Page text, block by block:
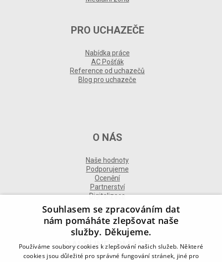
PRO UCHAZEČE
Nabídka práce
AC Pošťák
Reference od uchazečů
Blog pro uchazeče
O NÁS
Naše hodnoty
Podporujeme
Ocenění
Partnerství
Digitalizace
DALŠÍ INFORMACE
Souhlasem se zpracováním dat
nám pomáháte zlepšovat naše
služby. Děkujeme.
Používáme soubory cookies k zlepšování našich služeb. Některé
cookies jsou důležité pro správné fungování stránek, jiné pro